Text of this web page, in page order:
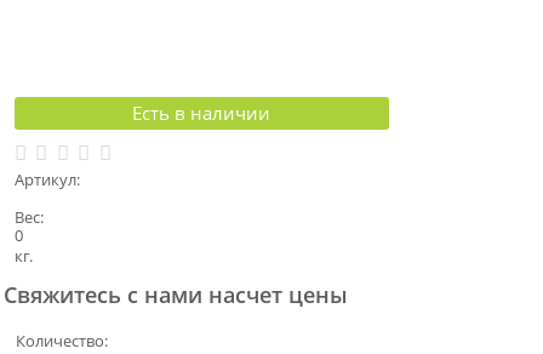
Есть в наличии
Артикул:
Вес:
0
кг.
Свяжитесь с нами насчет цены
Количество: